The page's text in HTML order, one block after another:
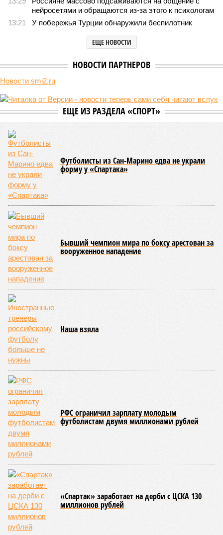
Земля уже не раз показывала человечеству свой крутой нрав – когда
Природа постоянно вступает в противоречие с нами. Ведь пока
не особенно церемонится с окружающей средой. Самые
массовые катастрофы в прошлом – какими они были? Какие
Рассказ
последствия очередного апокалипсиса, искусственно
вызванного группой биологов, называется «Конец всей
этой мерзости». В реальной жизни участия пытливых
исследователей в организации конца света может не
понадобиться: природа сама разберётся, как и где
уменьшить масштабы человеческой популяции.
(фото: en.wikipedia.org)
Да, наша любимая маленькая планета может быть
единственной, где в пределах Солнечной системы есть
полноценная жизнь, но Земля также регулярно пытается
эту жизнь уничтожить. Так уж вышло, что внутренние
процессы на планете включают в себя всевозможные
геологические, метеорологические и физические явления,
которые для человека довольно опасны. Или попросту
смертельны. И вот несколько тому примеров.
Все стихии сразу
Около 100 лет назад в Поднебесной приключилось то, что
у нас назвали бы тридцатью тремя несчастьями. Страну
последовательно поразили: многолетняя засуха, страшный
паводок, невероятные ливни. Несколько миллионов
человек не пережили этот разгул стихий. Вот что тогда
приключилось.
Зима 1931 года выдалась в Китае чрезвычайно
продолжительной и суровой. Снега образовалось огромное
количество – казалось бы, хороший знак после периода
великой суши, продолжавшегося с 1928-го. Но всё
обратилось катастрофой. Снег растаял, устремился в реки,
начался небывалый паводок, быстро обернувшийся
страшным наводнением, которое обильные весенние ливни
только усугубили. К июню всё это преобразовалось в
массовый потоп, в июле же Китай в дополнение накрыло
сразу девятью циклонами. Последствия оказались